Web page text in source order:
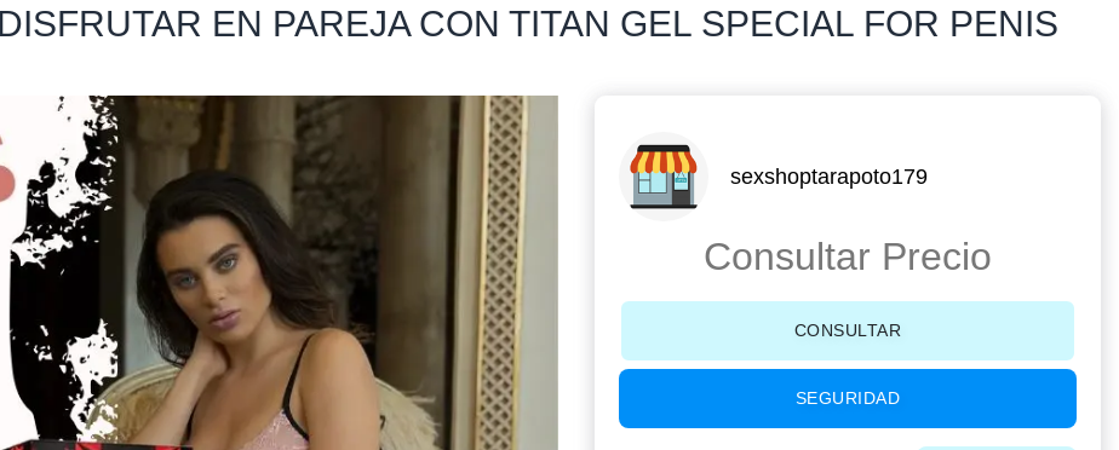
EN PAREJA CON TITAN GEL SPECIAL FOR PENIS
sexshoptarapoto179
Consultar Precio
CONSULTAR
SEGURIDAD